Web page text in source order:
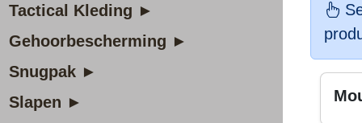
Tactical Kleding ►
Gehoorbescherming ►
Snugpak ►
Slapen ►